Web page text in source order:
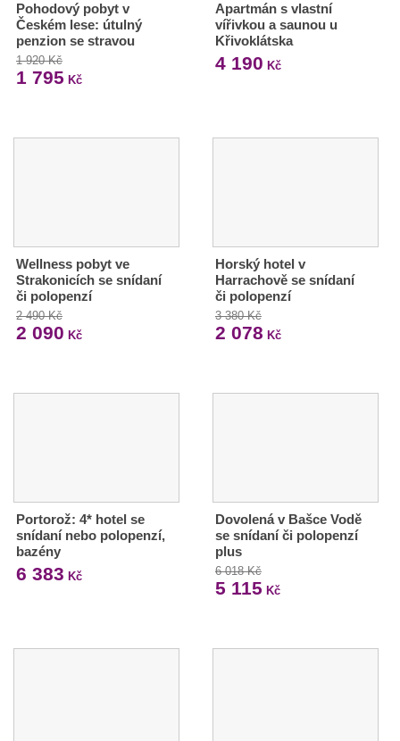
Pohodový pobyt v
Českém lese: útulný
penzion se stravou
1 920 Kč
1 795 Kč
Apartmán s vlastní
vířivkou a saunou u
Křivoklátska
4 190 Kč
Wellness pobyt ve
Strakonicích se snídaní
či polopenzí
2 490 Kč
2 090 Kč
Horský hotel v
Harrachově se snídaní
či polopenzí
3 380 Kč
2 078 Kč
Portorož: 4* hotel se
snídaní nebo polopenzí,
bazény
6 383 Kč
Dovolená v Bašce Vodě
se snídaní či polopenzí
plus
6 018 Kč
5 115 Kč